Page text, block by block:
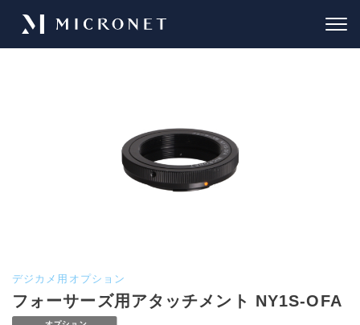
デジカメ用オプション
フォーサーズ用アタッチメント NY1S-OFA